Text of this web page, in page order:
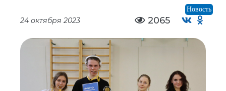
Новость
24 октября 2023 2065